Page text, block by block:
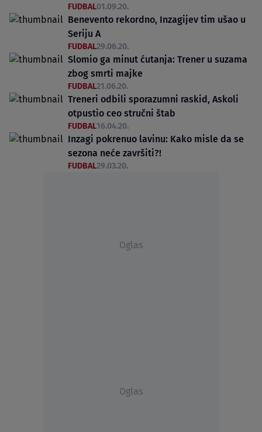
FUDBAL01.09.20.
Benevento rekordno, Inzagijev tim ušao u
Seriju A
FUDBAL29.06.20.
Slomio ga minut ćutanja: Trener u suzama
zbog smrti majke
FUDBAL21.06.20.
Treneri odbili sporazumni raskid, Askoli
otpustio ceo stručni štab
FUDBAL16.04.20.
Inzagi pokrenuo lavinu: Kako misle da se
sezona neće završiti?!
FUDBAL29.03.20.
Oglas
Oglas